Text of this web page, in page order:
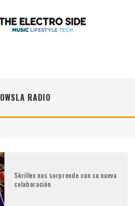
OWSLA RADIO
Skrillex nos sorprende con su nueva
colaboración